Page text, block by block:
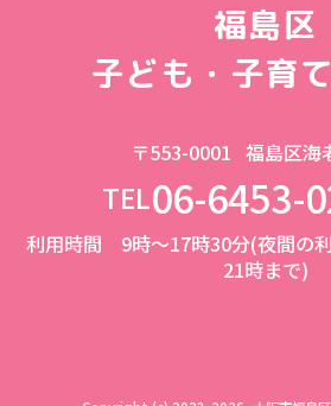
福島区
子ども・子育
〒553-0001 福島区海
TEL06-6453-
利用時間 9時～17時30分(夜間の
21時まで)